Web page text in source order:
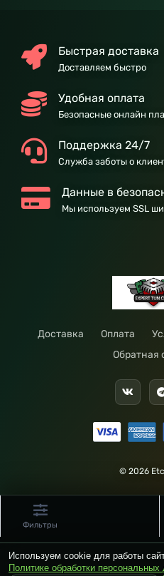
Быстрая доставка
Доставляем быстро
Удобная оплата
Безопасные онлайн
Поддержка 24/7
Служба заботы о
Данные в
Мы используем SSL
Доставка Оплата
Обратная
© 2026
Фильтры
Используем cookie для работы
Политике обработки персональных